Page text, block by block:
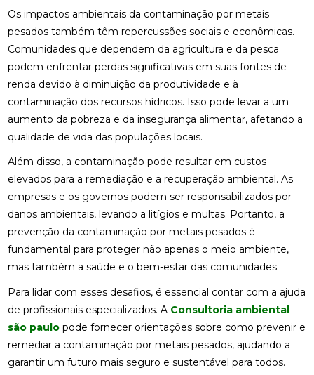
Os impactos ambientais da contaminação por metais
pesados também têm repercussões sociais e econômicas.
Comunidades que dependem da agricultura e da pesca
podem enfrentar perdas significativas em suas fontes de
renda devido à diminuição da produtividade e à
contaminação dos recursos hídricos. Isso pode levar a um
aumento da pobreza e da insegurança alimentar, afetando a
qualidade de vida das populações locais.
Além disso, a contaminação pode resultar em custos
elevados para a remediação e a recuperação ambiental. As
empresas e os governos podem ser responsabilizados por
danos ambientais, levando a litígios e multas. Portanto, a
prevenção da contaminação por metais pesados é
fundamental para proteger não apenas o meio ambiente,
mas também a saúde e o bem-estar das comunidades.
Para lidar com esses desafios, é essencial contar com a ajuda
de profissionais especializados. A Consultoria ambiental
são paulopode fornecer orientações sobre como prevenir e
remediar a contaminação por metais pesados, ajudando a
garantir um futuro mais seguro e sustentável para todos.